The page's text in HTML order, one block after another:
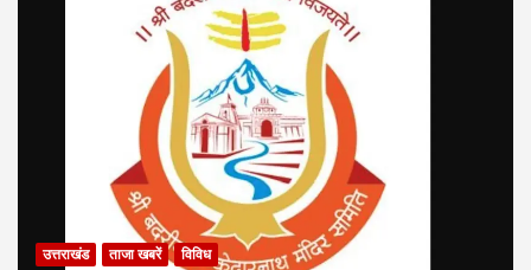
उत्तराखंड ताजा खबरें विविध